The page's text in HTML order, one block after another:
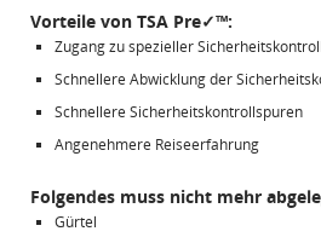
Vorteile von TSA Pre✓™:
Zugang zu spezieller
Schnellere Abwicklung der
Schnellere Sicherheitskontrollspuren
Angenehmere Reiseerfahrung
Folgendes muss nicht mehr
Gürtel